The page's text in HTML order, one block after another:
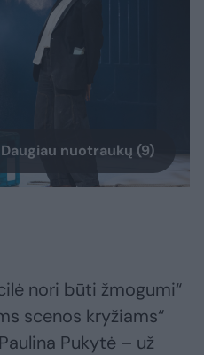
Daugiau nuotraukų (9)
nori būti žmogumi“
scenos kryžiams“
Pukytė – už